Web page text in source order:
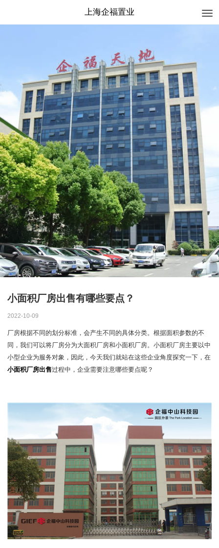
上海企福置业
小面积厂房出售有哪些要点？
2022-10-09
厂房根据不同的划分标准，会产生不同的具体分类。根据面积参数的不
同，我们可以将厂房分为大面积厂房和小面积厂房。小面积厂房主要以中
小型企业为服务对象，因此，今天我们就站在这些企业角度探究一下，在
小面积厂房出售过程中，企业需要注意哪些要点呢？